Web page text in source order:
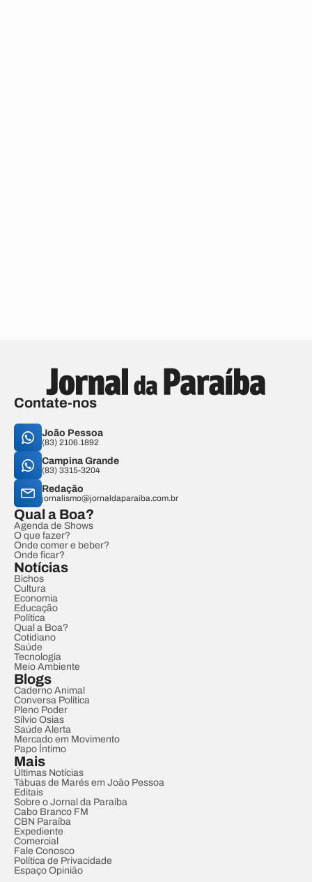
Contate-nos
João Pessoa
(83) 2106.1892
Campina Grande
(83) 3315-3204
Redação
jornalismo@jornaldaparaiba.com.br
Qual a Boa?
Agenda de Shows
O que fazer?
Onde comer e beber?
Onde ficar?
Notícias
Bichos
Cultura
Economia
Educação
Política
Qual a Boa?
Cotidiano
Saúde
Tecnologia
Meio Ambiente
Blogs
Caderno Animal
Conversa Política
Pleno Poder
Sílvio Osias
Saúde Alerta
Mercado em Movimento
Papo Íntimo
Mais
Últimas Notícias
Tábuas de Marés em João Pessoa
Editais
Sobre o Jornal da Paraíba
Cabo Branco FM
CBN Paraíba
Expediente
Comercial
Fale Conosco
Política de Privacidade
Espaço Opinião